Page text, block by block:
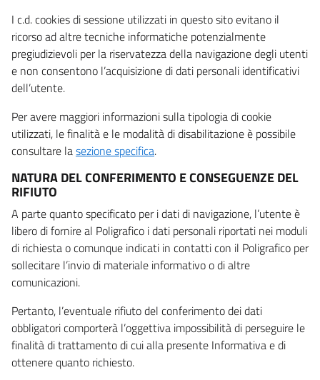
I c.d. cookies di sessione utilizzati in questo sito evitano il
ricorso ad altre tecniche informatiche potenzialmente
pregiudizievoli per la riservatezza della navigazione degli utenti
e non consentono l’acquisizione di dati personali identificativi
dell’utente.
Per avere maggiori informazioni sulla tipologia di cookie
utilizzati, le finalità e le modalità di disabilitazione è possibile
consultare lasezione specifica.
NATURA DEL CONFERIMENTO E CONSEGUENZE DEL
RIFIUTO
A parte quanto specificato per i dati di navigazione, l’utente è
libero di fornire al Poligrafico i dati personali riportati nei moduli
di richiesta o comunque indicati in contatti con il Poligrafico per
sollecitare l’invio di materiale informativo o di altre
comunicazioni.
Pertanto, l’eventuale rifiuto del conferimento dei dati
obbligatori comporterà l’oggettiva impossibilità di perseguire le
finalità di trattamento di cui alla presente Informativa e di
ottenere quanto richiesto.